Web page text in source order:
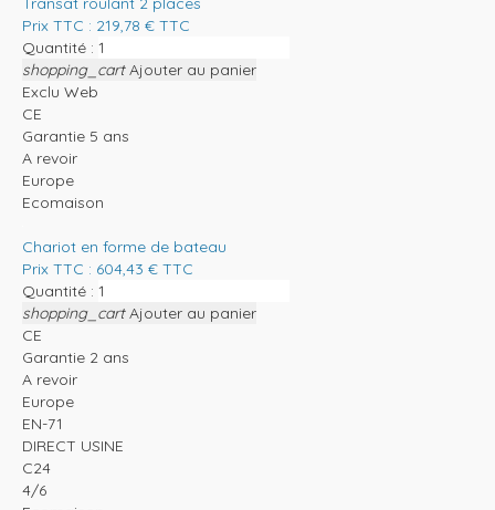
Prix TTC : 219,78 € TTC
Quantité :
shopping_cart Ajouter au panier
Exclu Web
CE
Garantie 5 ans
A revoir
Europe
Ecomaison
Chariot en forme de bateau
Prix TTC : 604,43 € TTC
Quantité :
shopping_cart Ajouter au panier
CE
Garantie 2 ans
A revoir
Europe
EN-71
DIRECT USINE
C24
4/6